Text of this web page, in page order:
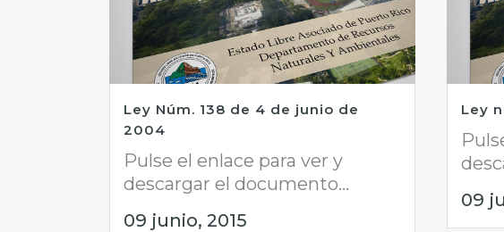
Ley Núm. 138 de 4 de junio de
2004
Pulse el enlace para ver y
descargar el documento...
09 junio, 2015
Ley
09